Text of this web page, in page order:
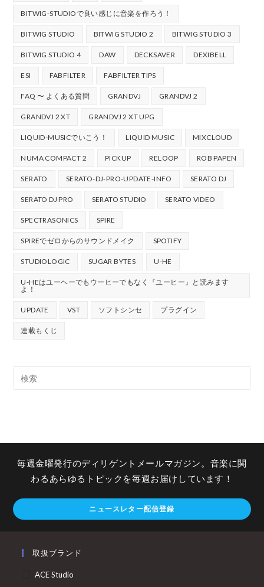
BITWIG-STUDIOで良い感じに音楽を作ろう！
BITWIG STUDIO BITWIG STUDIO 2 BITWIG STUDIO 3
BITWIG STUDIO 4 DAW DECKSAVER DEXIBELL
ESI FABFILTER FABFILTER TIPS
FAQ 〜 よくある質問 GRANDVJ GRANDVJ 2
GRANDVJ 2 XT GRANDVJ 2 XT UPG
LIQUID-MUSICでいこう！ LIQUID MUSIC MIXCLOUD
NUMA COMPACT 2 PICKUP RELOOP ROB PAPEN
SERATO SERATO-DJ-PRO-UPDATE-INFO SERATO DJ
SERATO DJ PRO SERATO STUDIO SERATO VIDEO
SPECTRASONICS SPIRE
SPIREでゼロからのサウンドメイク SPOTIFY
STUDIOLOGIC SUGAR BYTES U-HE
U-HEはユーヘーでもウーヒーでもなく『ユーヒー』と読みます
よ！
UPDATE VST ソフトシンセ プラグイン
連載もくじ
毎週金曜発行のディリゲントメールマガジン。音楽に関
わるあらゆるトピックを毎週お届けしています！
ニュースレター配信登録
取扱ブランド
ACE Studio